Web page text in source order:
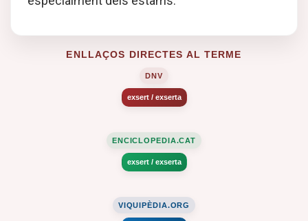
ENLLAÇOS DIRECTES AL TERME
DNV
exsert / exserta
ENCICLOPEDIA.CAT
exsert / exserta
VIQUIPÈDIA.ORG